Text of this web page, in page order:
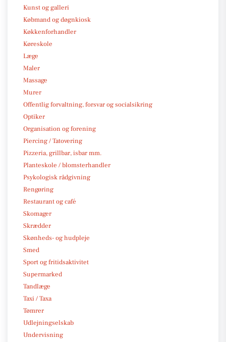
Kunst og galleri
Købmand og døgnkiosk
Køkkenforhandler
Køreskole
Læge
Maler
Massage
Murer
Offentlig forvaltning, forsvar og socialsikring
Optiker
Organisation og forening
Piercing / Tatovering
Pizzeria, grillbar, isbar mm.
Planteskole / blomsterhandler
Psykologisk rådgivning
Rengøring
Restaurant og café
Skomager
Skrædder
Skønheds- og hudpleje
Smed
Sport og fritidsaktivitet
Supermarked
Tandlæge
Taxi / Taxa
Tømrer
Udlejningselskab
Undervisning